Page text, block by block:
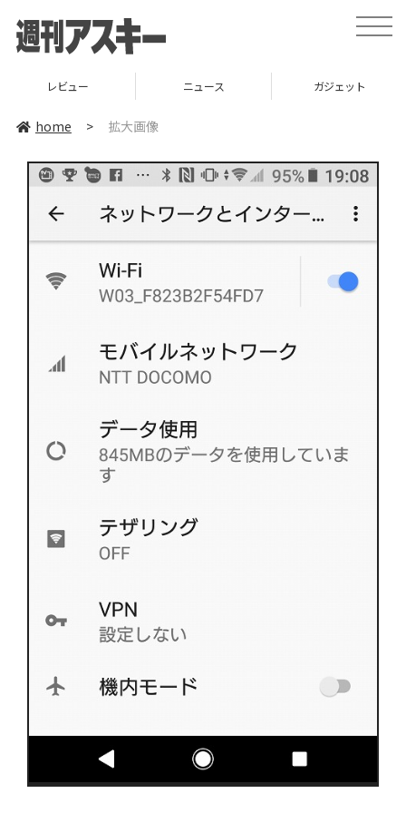
toggle
レビュー ニュース ガジェット
home > 拡大画像